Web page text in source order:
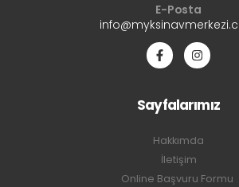
E-Posta
Sayfalarımız
Hakkımda
İletişim
Online Başvuru Formu